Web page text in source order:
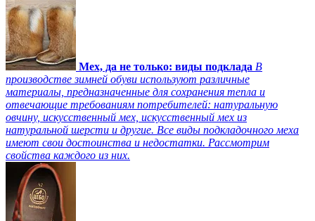
Мех, да не только: виды подклада В
производстве зимней обуви используют различные
материалы, предназначенные для сохранения тепла и
отвечающие требованиям потребителей: натуральную
овчину, искусственный мех, искусственный мех из
натуральной шерсти и другие. Все виды подкладочного меха
имеют свои достоинства и недостатки. Рассмотрим
свойства каждого из них.